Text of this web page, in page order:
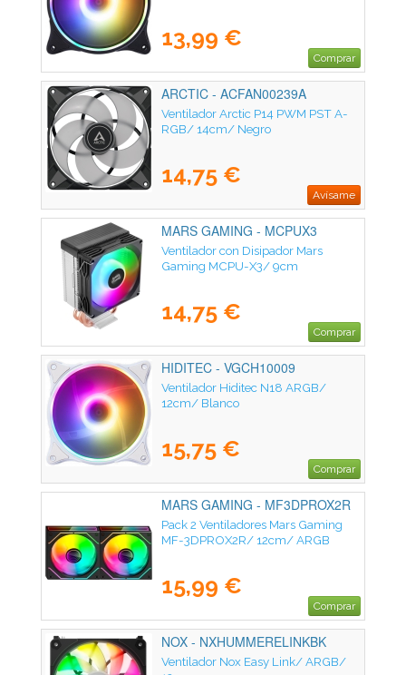
13,99 €
Comprar
ARCTIC - ACFAN00239A
Ventilador Arctic P14 PWM PST A-
RGB/ 14cm/ Negro
14,75 €
Avísame
MARS GAMING - MCPUX3
Ventilador con Disipador Mars
Gaming MCPU-X3/ 9cm
14,75 €
Comprar
HIDITEC - VGCH10009
Ventilador Hiditec N18 ARGB/
12cm/ Blanco
15,75 €
Comprar
MARS GAMING - MF3DPROX2R
Pack 2 Ventiladores Mars Gaming
MF-3DPROX2R/ 12cm/ ARGB
15,99 €
Comprar
NOX - NXHUMMERELINKBK
Ventilador Nox Easy Link/ ARGB/